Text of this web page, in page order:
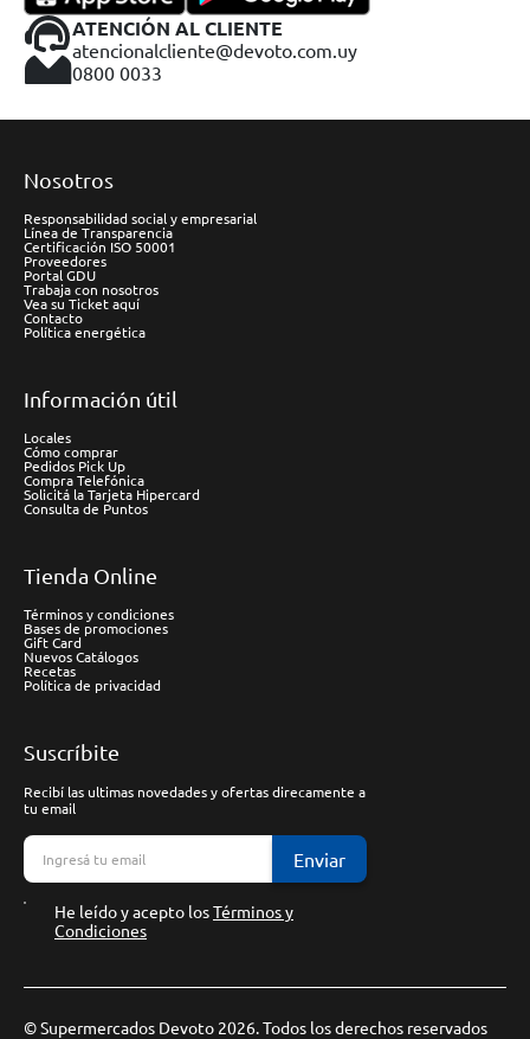
ATENCIÓN AL CLIENTE
atencionalcliente@devoto.com.uy
0800 0033
Nosotros
Responsabilidad social y empresarial
Línea de Transparencia
Certificación ISO 50001
Proveedores
Portal GDU
Trabaja con nosotros
Vea su Ticket aquí
Contacto
Política energética
Información útil
Locales
Cómo comprar
Pedidos Pick Up
Compra Telefónica
Solicitá la Tarjeta Hipercard
Consulta de Puntos
Tienda Online
Términos y condiciones
Bases de promociones
Gift Card
Nuevos Catálogos
Recetas
Política de privacidad
Suscríbite
Recibí las ultimas novedades y ofertas direcamente a
tu email
Enviar
He leído y acepto losTérminos y
Condiciones
© Supermercados Devoto 2026. Todos los derechos reservados